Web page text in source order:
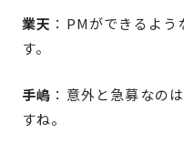
業天 ：PMができるよ
す。
手嶋 ：意外と急募なの
すね。